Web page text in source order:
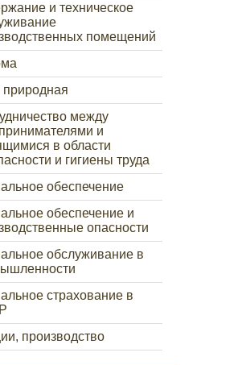
и техническое
помещений
между
и
в области
и гигиены труда
обеспечение
обеспечение и
опасности
обслуживание в
страхование в
производство